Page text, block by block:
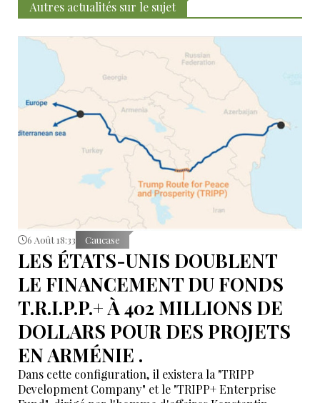
Autres actualités sur le sujet
6 Août 18:33 Caucase
LES ÉTATS-UNIS DOUBLENT
LE FINANCEMENT DU FONDS
T.R.I.P.P.+ À 402 MILLIONS DE
DOLLARS POUR DES PROJETS
EN ARMÉNIE .
Dans cette configuration, il existera la "TRIPP
Development Company" et le "TRIPP+ Enterprise